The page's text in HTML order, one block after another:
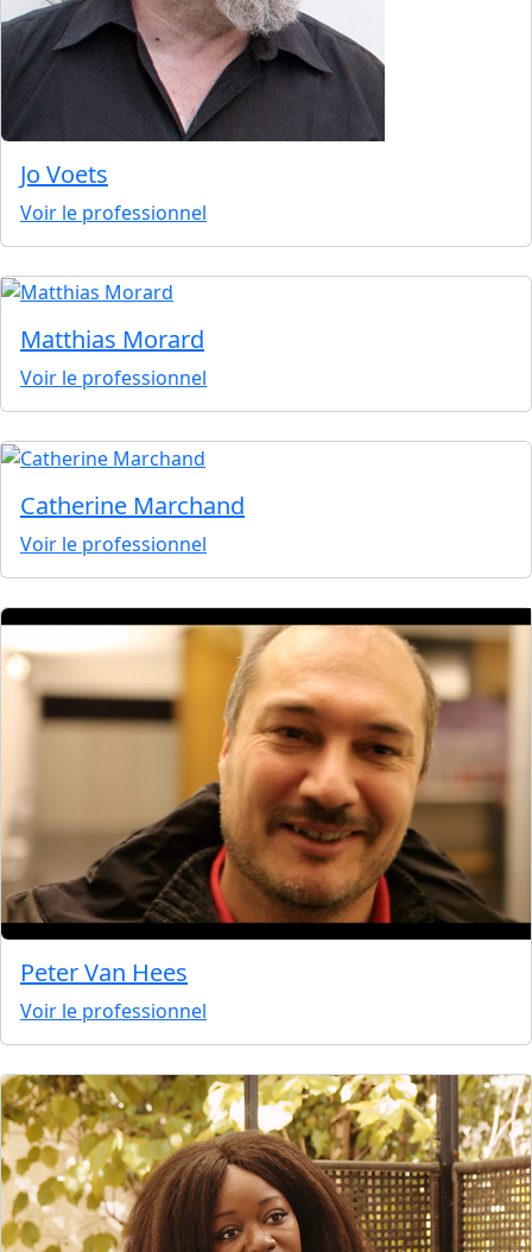
Jo Voets
Voir le professionnel
Matthias Morard
Voir le professionnel
Catherine Marchand
Voir le professionnel
Peter Van Hees
Voir le professionnel